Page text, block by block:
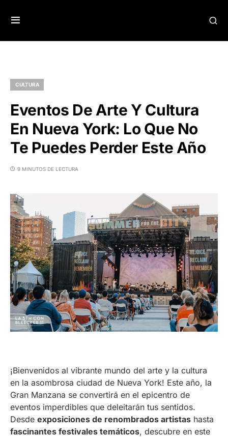
CULTURA
Eventos De Arte Y Cultura
En Nueva York: Lo Que No
Te Puedes Perder Este Año
9 MINUTOS DE LECTURA
¡Bienvenidos al vibrante mundo del arte y la cultura
en la asombrosa ciudad de Nueva York! Este año, la
Gran Manzana se convertirá en el epicentro de
eventos imperdibles que deleitarán tus sentidos.
Desde exposiciones de renombrados artistas hasta
fascinantes festivales temáticos, descubre en este